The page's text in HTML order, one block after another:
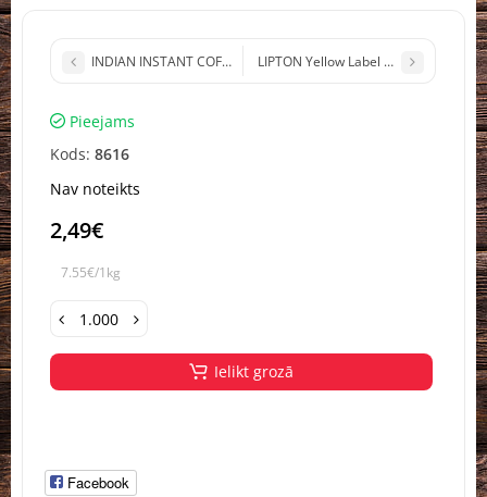
INDIAN INSTANT COFFEE šķīstošā kafija (AVS) Indija 90g(1/24)
LIPTON Yellow Label
Pieejams
Kods: 8616
Nav noteikts
2,49€
7.55€/1kg
Ielikt grozā
Facebook